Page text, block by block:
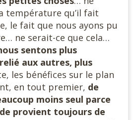
température qu’il fait
le fait que nous ayons pu
ne serait-ce que cela…
sentons plus
aux autres, plus
les bénéfices sur le plan
en tout premier, de
moins seul parce
provient toujours de